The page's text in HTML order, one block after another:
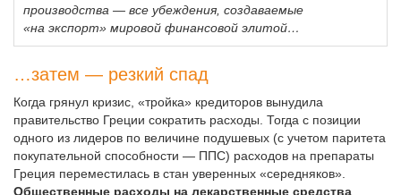
производства — все убеждения, создаваемые
«на экспорт» мировой финансовой элитой…
…затем — резкий спад
Когда грянул кризис, «тройка» кредиторов вынудила
правительство Греции сократить расходы. Тогда с позиции
одного из лидеров по величине подушевых (с учетом паритета
покупательной способности — ППС) расходов на препараты
Греция переместилась в стан уверенных «середняков».
Общественные расходы на лекарственные средства